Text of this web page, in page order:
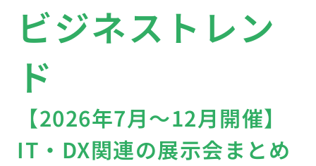
ビジネストレン
ド
【2026年7月〜12月開催】
IT・DX関連の展示会まとめ